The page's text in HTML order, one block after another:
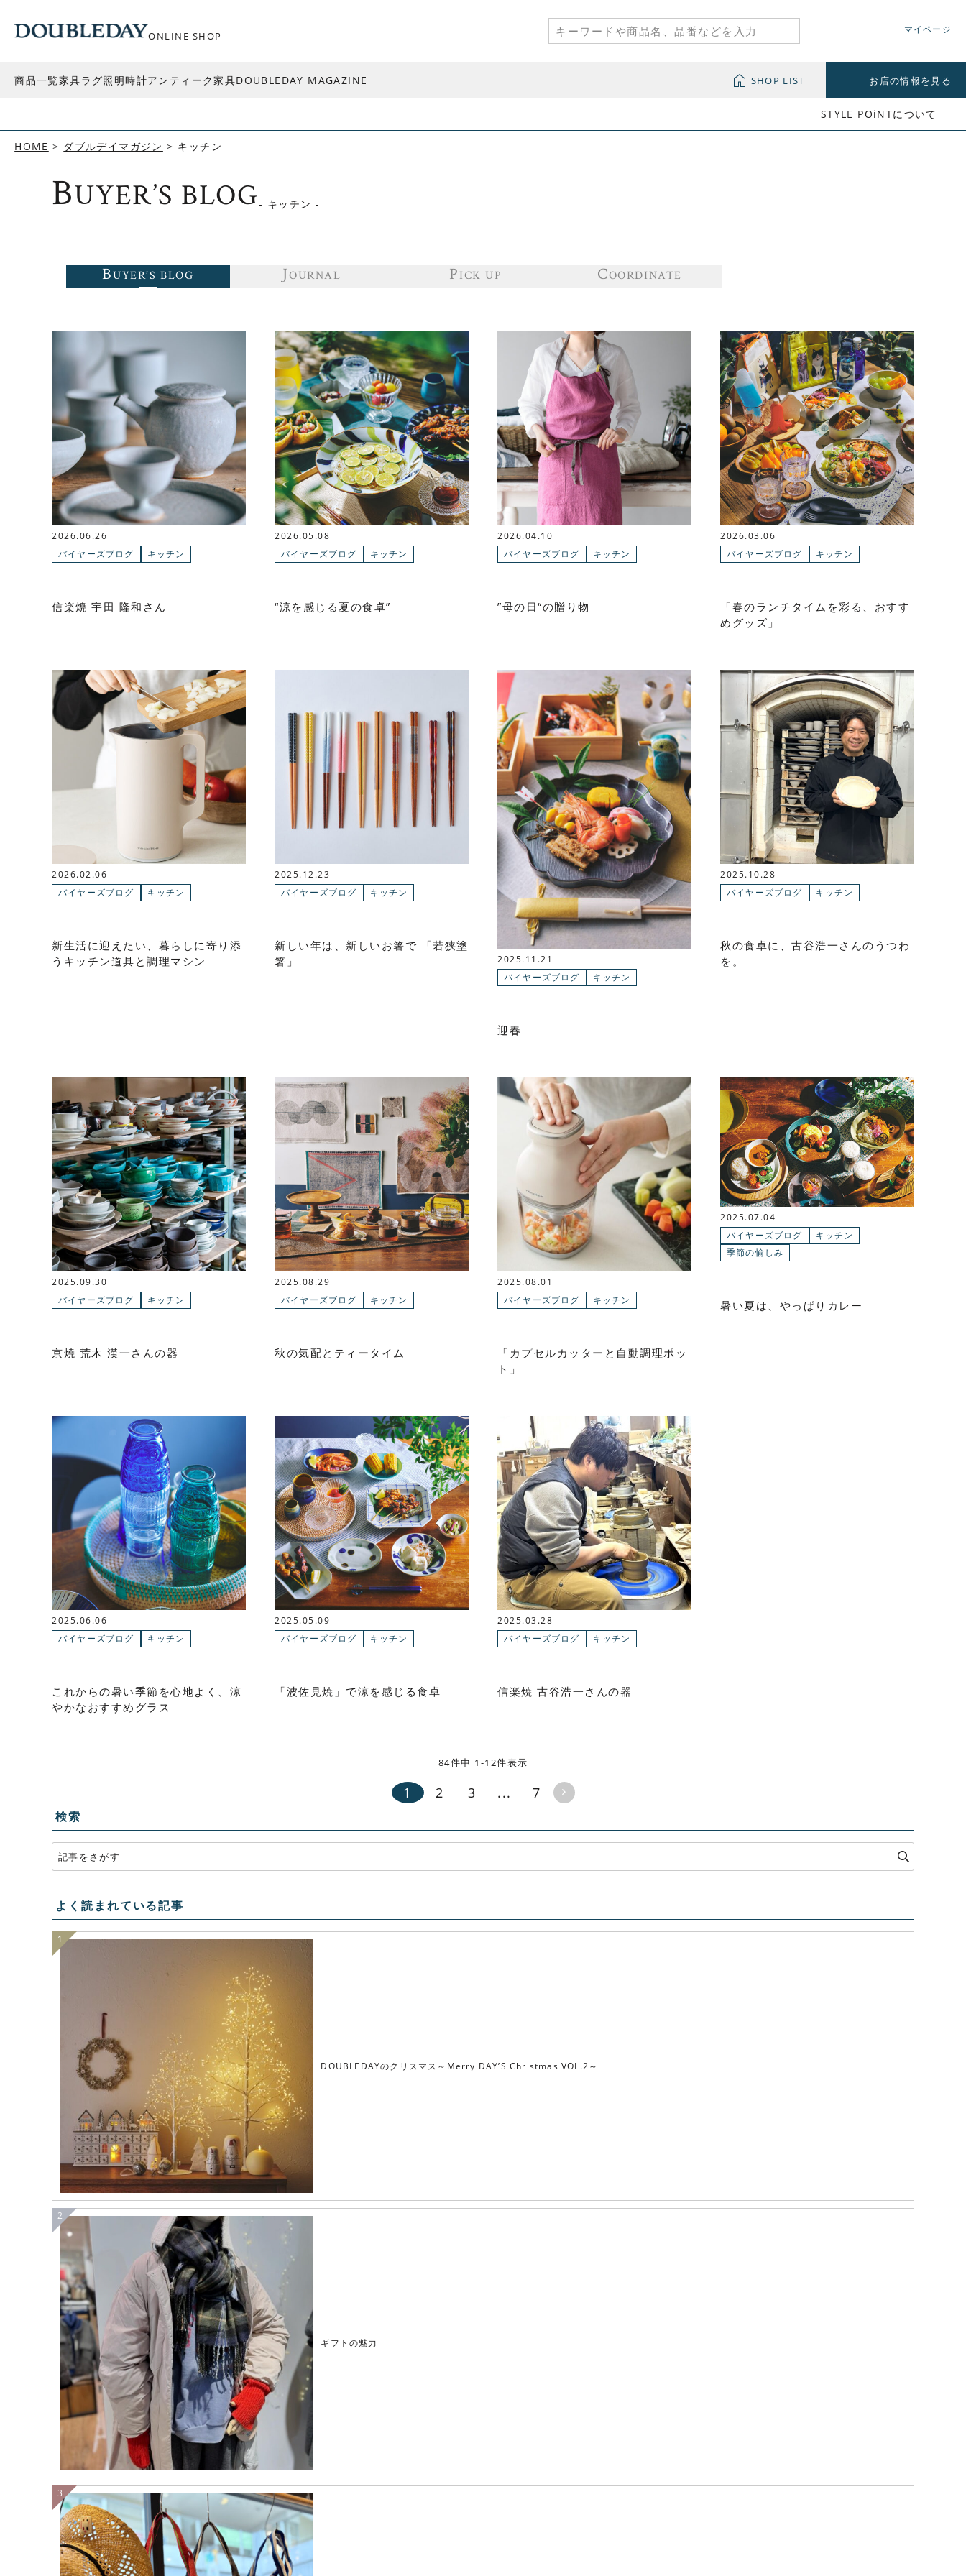
ONLINE SHOP
マイページ
商品一覧家具ラグ照明時計アンティーク家具DOUBLEDAY MAGAZINE SHOP LIST お店の情報を見る
STYLE POiNTについて
HOME ダブルデイマガジン キッチン
BUYER’S BLOG- キッチン -
BUYER’S BLOG JOURNAL PICK UP COORDINATE
2026.06.26
バイヤーズブログ
キッチン
信楽焼 宇田 隆和さん
2026.05.08
バイヤーズブログ
キッチン
“涼を感じる夏の食卓”
2026.04.10
バイヤーズブログ
キッチン
”母の日“の贈り物
2026.03.06
バイヤーズブログ
キッチン
「春のランチタイムを彩る、おすす
めグッズ」
2026.02.06
バイヤーズブログ
キッチン
新生活に迎えたい、暮らしに寄り添
うキッチン道具と調理マシン
2025.12.23
バイヤーズブログ
キッチン
新しい年は、新しいお箸で 「若狭塗
箸」
2025.11.21
バイヤーズブログ
キッチン
迎春
2025.10.28
バイヤーズブログ
キッチン
秋の食卓に、古谷浩一さんのうつわ
を。
2025.09.30
バイヤーズブログ
キッチン
京焼 荒木 漢一さんの器
2025.08.29
バイヤーズブログ
キッチン
秋の気配とティータイム
2025.08.01
バイヤーズブログ
キッチン
「カプセルカッターと自動調理ポッ
ト」
2025.07.04
バイヤーズブログ
キッチン
季節の愉しみ
暑い夏は、やっぱりカレー
2025.06.06
バイヤーズブログ
キッチン
これからの暑い季節を心地よく、涼
やかなおすすめグラス
2025.05.09
バイヤーズブログ
キッチン
「波佐見焼」で涼を感じる食卓
2025.03.28
バイヤーズブログ
キッチン
信楽焼 古谷浩一さんの器
84件中 1-12件表示
1 2 3 ... 7
検索
よく読まれている記事
DOUBLEDAYのクリスマス～Merry DAY’S Christmas VOL.2～
ギフトの魅力